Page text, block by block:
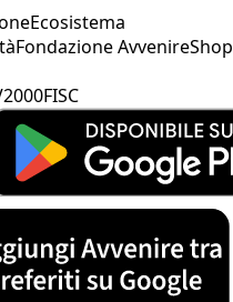
Ecosistema
Fondazione AvvenireShop
FISC